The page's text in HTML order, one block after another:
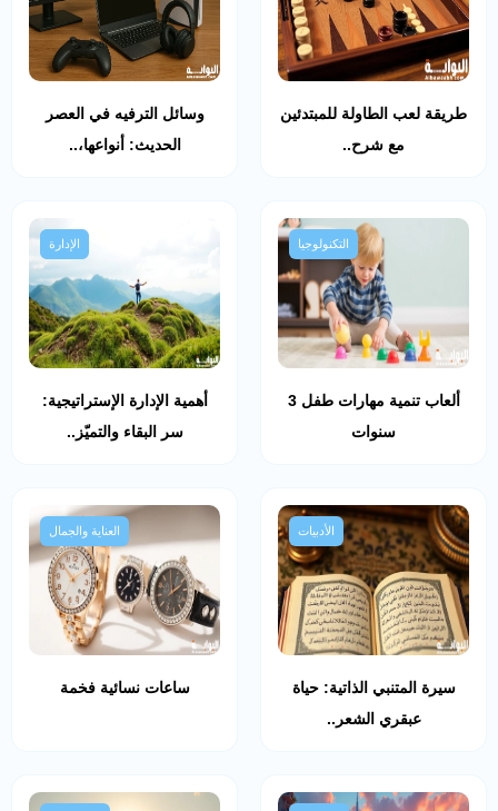
طريقة لعب الطاولة للمبتدئين
مع شرح..
وسائل الترفيه في العصر
الحديث: أنواعها،..
التكنولوجيا
ألعاب تنمية مهارات طفل 3
سنوات
الإدارة
أهمية الإدارة الإستراتيجية:
سر البقاء والتميّز..
الأدبيات
سيرة المتنبي الذاتية: حياة
عبقري الشعر..
العناية والجمال
ساعات نسائية فخمة